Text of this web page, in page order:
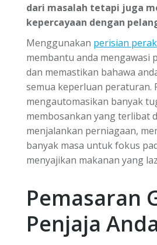
dari masalah tetapi juga
kepercayaan dengan
Menggunakan perisian
membantu anda mengawasi
dan memastikan bahawa
semua keperluan peraturan.
mengautomasikan banyak
membosankan yang terlibat
menjalankan perniagaan,
banyak masa untuk fokus
menyajikan makanan yang
Pemasaran
Penjaja